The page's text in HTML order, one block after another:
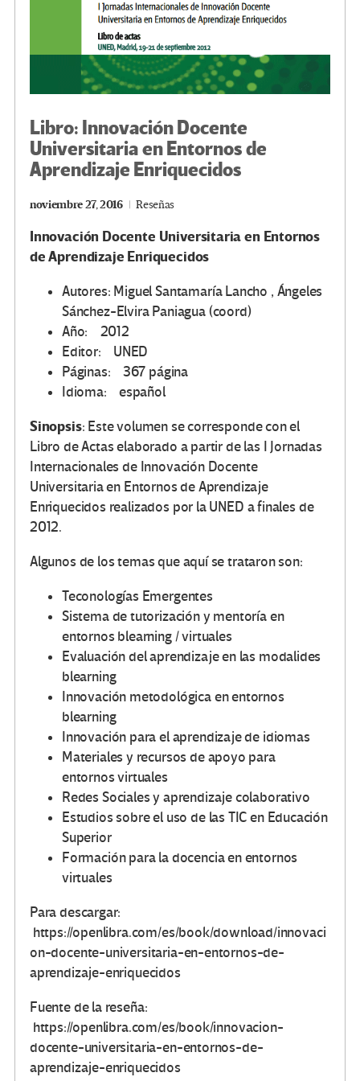
Libro: Innovación Docente
Universitaria en Entornos de
Aprendizaje Enriquecidos
noviembre 27, 2016 Reseñas
Innovación Docente Universitaria en Entornos
de Aprendizaje Enriquecidos
Autores: Miguel Santamaría Lancho , Ángeles
Sánchez-Elvira Paniagua (coord)
Año: 2012
Editor: UNED
Páginas: 367 página
Idioma: español
Sinopsis: Este volumen se corresponde con el
Libro de Actas elaborado a partir de las I Jornadas
Internacionales de Innovación Docente
Universitaria en Entornos de Aprendizaje
Enriquecidos realizados por la UNED a finales de
2012.
Algunos de los temas que aquí se trataron son:
Teconologías Emergentes
Sistema de tutorización y mentoría en
entornos blearning / virtuales
Evaluación del aprendizaje en las modalides
blearning
Innovación metodológica en entornos
blearning
Innovación para el aprendizaje de idiomas
Materiales y recursos de apoyo para
entornos virtuales
Redes Sociales y aprendizaje colaborativo
Estudios sobre el uso de las TIC en Educación
Superior
Formación para la docencia en entornos
virtuales
Para descargar:
https://openlibra.com/es/book/download/innovaci
on-docente-universitaria-en-entornos-de-
aprendizaje-enriquecidos
Fuente de la reseña:
https://openlibra.com/es/book/innovacion-
docente-universitaria-en-entornos-de-
aprendizaje-enriquecidos